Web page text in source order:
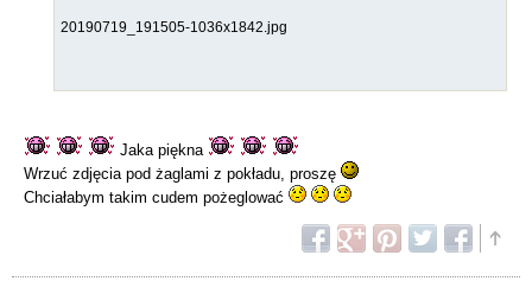
20190719_191505-1036x1842.jpg
Jaka piękna
Wrzuć zdjęcia pod żaglami z pokładu, proszę
Chciałabym takim cudem pożeglować